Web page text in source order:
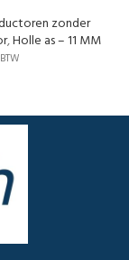
zonder
,Holle as – 11 MM